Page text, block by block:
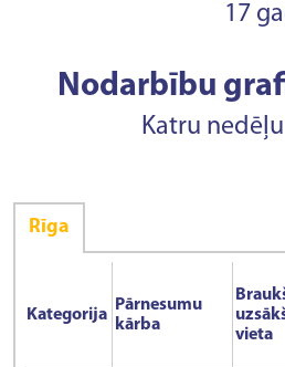
17
Nodarbību
Katru
Rīga
Kategorija
Pārnesumu
kārba
vieta